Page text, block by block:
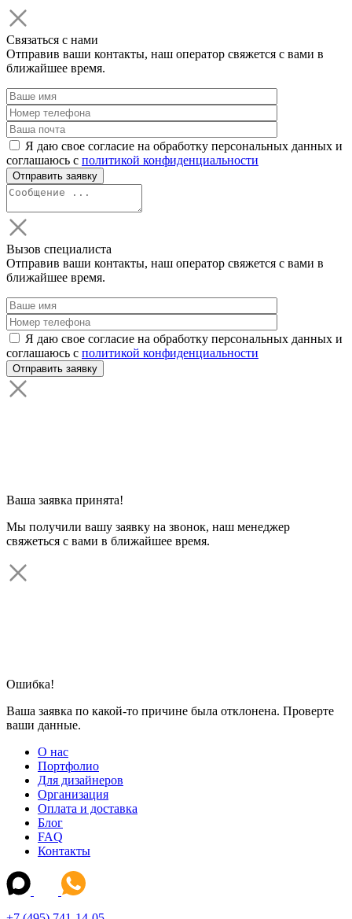
Связаться с нами
Отправив ваши контакты, наш оператор свяжется с вами в
ближайшее время.
Я даю свое согласие на обработку персональных данных и
соглашаюсь с политикой конфиденциальности
Вызов специалиста
Отправив ваши контакты, наш оператор свяжется с вами в
ближайшее время.
Я даю свое согласие на обработку персональных данных и
соглашаюсь с политикой конфиденциальности
Ваша заявка принята!
Мы получили вашу заявку на звонок, наш менеджер
свяжеться с вами в ближайшее время.
Ошибка!
Ваша заявка по какой-то причине была отклонена. Проверте
ваши данные.
О нас
Портфолио
Для дизайнеров
Организация
Оплата и доставка
Блог
FAQ
Контакты